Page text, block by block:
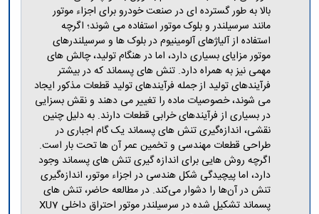
ملی
نخبگان
شرکت
های
دانش
بنیان
فرآیندها
آئین
نامه
نامه
های
بالا به طور گسترده ای در صنعت خودرو برای اجزاء موتور
مانند سرسیلندر و بلوک موتور استفاده می شوند؛ اگرچه
استفاده از آلیاژهای آلومینیوم در بلوک ها و سرسیلندرهای
موتور مزایای بسیاری دارد، اما در هنگام تولید، چالش های
مهمی نیز به همراه دارد. تنش های پسماند که در بیشتر
فرآیندهای تولید از جمله فرآیندهای تولید قطعات مذکور ایجاد
می شوند، خصوصیات ماده را تغییر می دهند و نقش بسزایی
در بسیاری از فرآیندهای خرابی قطعات دارند. به دلیل چنین
نقشی، اندازه‌گیری تنش های پسماند یک گام اجباری در
طراحی قطعات مهندسی و تخمین عمر آن ها تحت بار است.
اگرچه روش هایی برای اندازه گیری تنش های پسماند وجود
دارد، اما پیچیدگی شکل هندسی در اجزاء موتور، اندازه‌گیری
تنش در آن‌ها را دشوار می‌کند. در مطالعه حاضر، تنش های
پسماند تشکیل شده در سرسیلندر موتور احتراق داخلی XU7